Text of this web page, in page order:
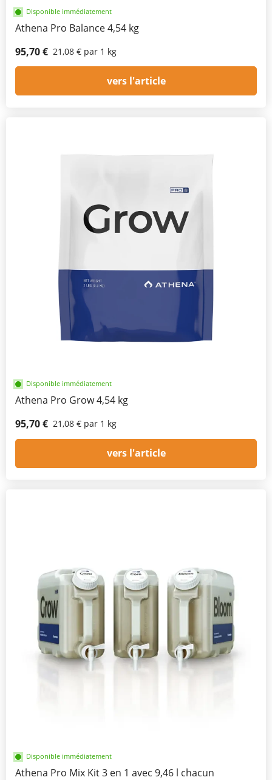
Disponible immédiatement
Athena Pro Balance 4,54 kg
95,70 € 21,08 € par 1 kg
vers l'article
Disponible immédiatement
Athena Pro Grow 4,54 kg
95,70 € 21,08 € par 1 kg
vers l'article
Disponible immédiatement
Athena Pro Mix Kit 3 en 1 avec 9,46 l chacun